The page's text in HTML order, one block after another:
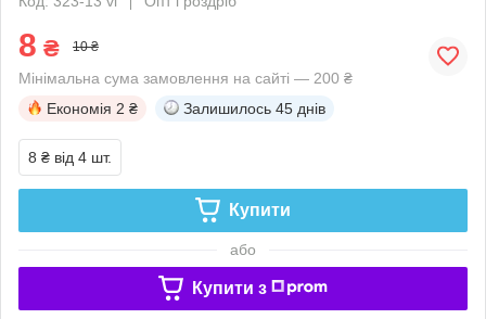
8 ₴ 10 ₴
Мінімальна сума замовлення на сайті — 200 ₴
Економія 2 ₴ Залишилось 45 днів
8 ₴ від 4 шт.
Купити
або
Купити з